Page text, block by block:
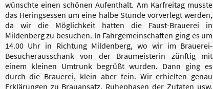
wünschte einen schönen Aufenthalt. Am Karfreitag musste
das Heringsessen um eine halbe Stunde vorverlegt werden,
da wir die Möglichkeit hatten die Faust-Brauerei in
Mildenberg zu besuchen. In Fahrgemeinschaften ging es um
14.00 Uhr in Richtung Mildenberg, wo wir im Brauerei-
Besucherausschank von der Braumeisterin zünftig mit
einem kleinen Umtrunk begrüßt wurden. Dann ging es
durch die Brauerei, klein aber fein. Wir erhielten genau
Erklärungen zu Brauansatz, Ruhephasen der Zutaten usw.